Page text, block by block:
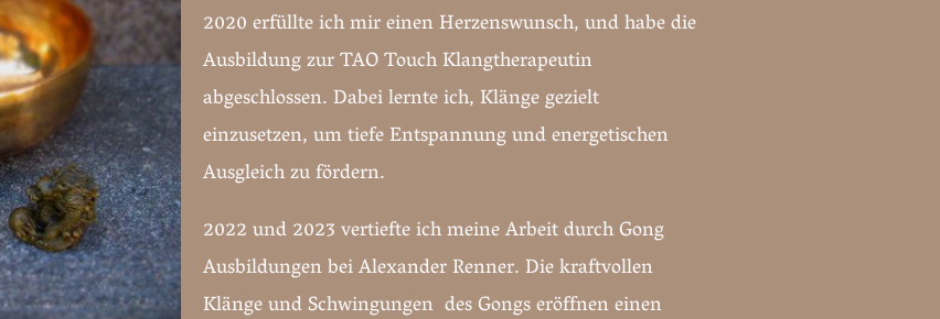
2020 erfüllte ich mir einen Herzenswunsch, und habe die
Ausbildung zur TAO Touch Klangtherapeutin
abgeschlossen. Dabei lernte ich, Klänge gezielt
einzusetzen, um tiefe Entspannung und energetischen
Ausgleich zu fördern.
2022 und 2023 vertiefte ich meine Arbeit durch Gong
Ausbildungen bei Alexander Renner. Die kraftvollen
Klänge und Schwingungen des Gongs eröffnen einen